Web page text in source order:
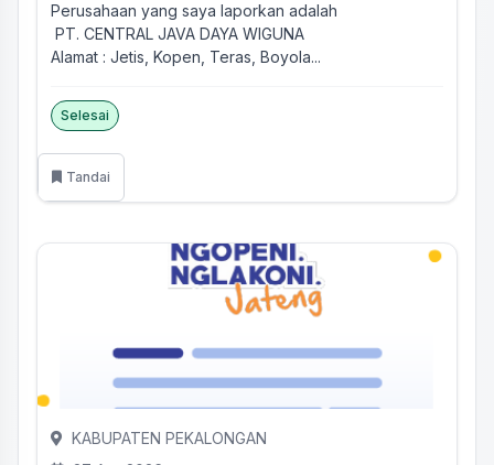
Perusahaan yang saya laporkan adalah
PT. CENTRAL JAVA DAYA WIGUNA
Alamat : Jetis, Kopen, Teras, Boyola...
Selesai
Tandai
KABUPATEN PEKALONGAN